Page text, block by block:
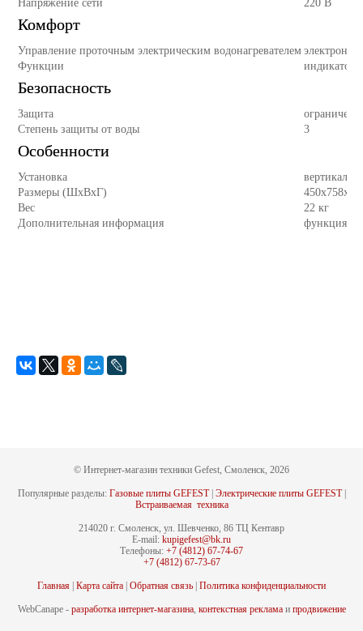
Напряжение сети
220 В
Комфорт
Управление проточным электрическим водонагревателем
Функции
индикатор
Безопасность
Защита
Степень защиты от воды
3
Особенности
Установка
Размеры (ШхВхГ)
Вес
22 кг
Дополнительная информация
функция
© Интернет-магазин техники Gefest, Смоленск, 2026
Популярные разделы: Газовые плиты GEFEST| Электрические плиты GEFEST|
Встраиваемая техника
214020 г. Смоленск, ул. Шевченко, 86 ТЦ Кентавр
E-mail: kupigefest@bk.ru
Телефоны: +7 (4812) 67-74-67
+7 (4812) 67-73-67
Главная Карта сайта Обратная связь Политика конфиденциальности
WebCanape - разработка интернет-магазина, контекстная рекламаи продвижение